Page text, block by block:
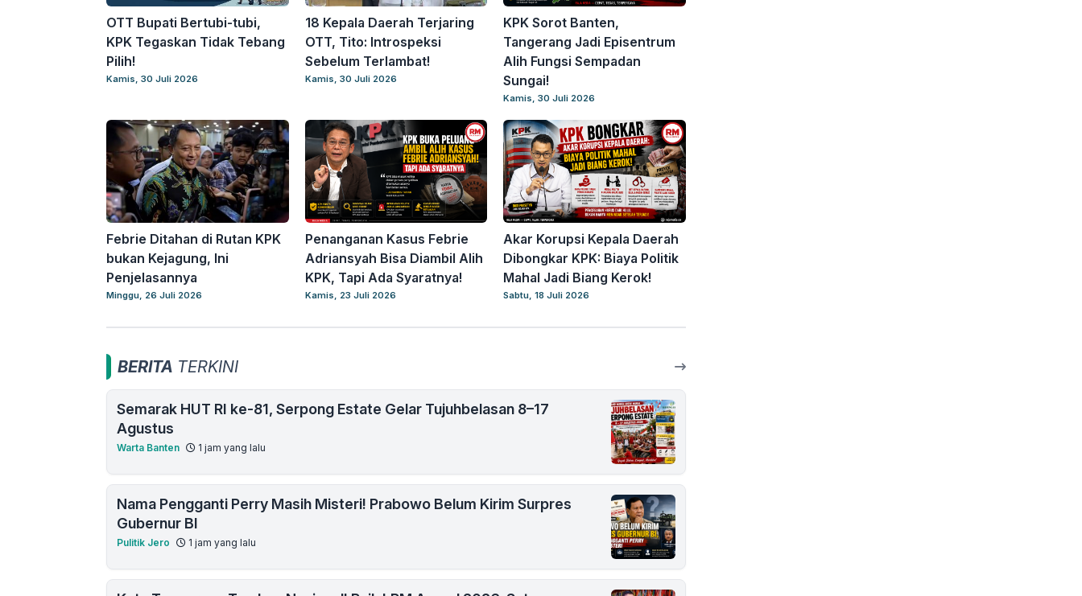
OTT Bupati Bertubi-tubi,
KPK Tegaskan Tidak Tebang
Pilih!
Kamis, 30 Juli 2026
18 Kepala Daerah Terjaring
OTT, Tito: Introspeksi
Sebelum Terlambat!
Kamis, 30 Juli 2026
KPK Sorot Banten,
Tangerang Jadi Episentrum
Alih Fungsi Sempadan
Sungai!
Kamis, 30 Juli 2026
Febrie Ditahan di Rutan KPK
bukan Kejagung, Ini
Penjelasannya
Minggu, 26 Juli 2026
Penanganan Kasus Febrie
Adriansyah Bisa Diambil Alih
KPK, Tapi Ada Syaratnya!
Kamis, 23 Juli 2026
Akar Korupsi Kepala Daerah
Dibongkar KPK: Biaya Politik
Mahal Jadi Biang Kerok!
Sabtu, 18 Juli 2026
BERITA TERKINI
Semarak HUT RI ke-81, Serpong Estate Gelar Tujuhbelasan 8–17
Agustus
Warta Banten 1 jam yang lalu
Nama Pengganti Perry Masih Misteri! Prabowo Belum Kirim Surpres
Gubernur BI
Pulitik Jero 1 jam yang lalu